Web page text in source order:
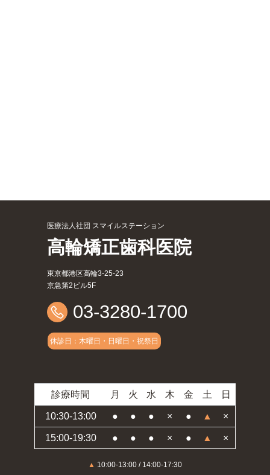
医療法人社団 スマイルステーション
高輪矯正歯科医院
東京都港区高輪3-25-23
京急第2ビル5F
03-3280-1700
休診日：木曜日・日曜日・祝祭日
診療時間 月 火 水 木 金 土 日
10:30-13:00 ● ● ● × ● ▲ ×
15:00-19:30 ● ● ● × ● ▲ ×
▲ 10:00-13:00 / 14:00-17:30